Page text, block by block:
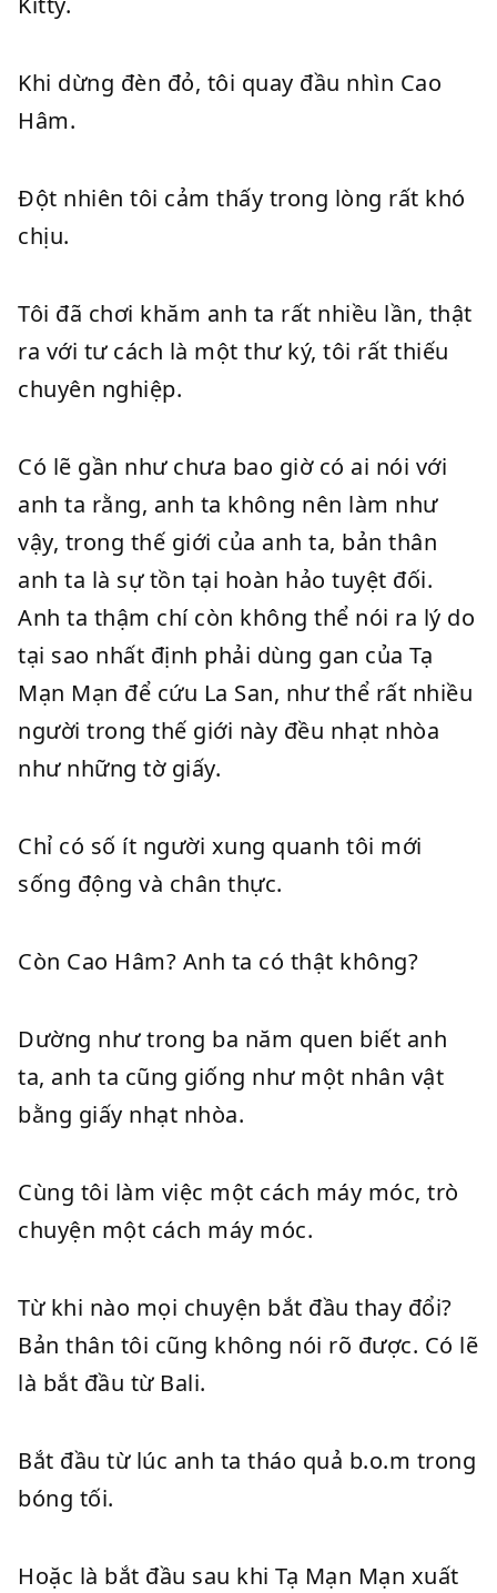
Khi dừng đèn đỏ, tôi quay đầu nhìn Cao
Hâm.
Đột nhiên tôi cảm thấy trong lòng rất khó
chịu.
Tôi đã chơi khăm anh ta rất nhiều lần, thật
ra với tư cách là một thư ký, tôi rất thiếu
chuyên nghiệp.
Có lẽ gần như chưa bao giờ có ai nói với
anh ta rằng, anh ta không nên làm như
vậy, trong thế giới của anh ta, bản thân
anh ta là sự tồn tại hoàn hảo tuyệt đối.
Anh ta thậm chí còn không thể nói ra lý do
tại sao nhất định phải dùng gan của Tạ
Mạn Mạn để cứu La San, như thể rất nhiều
người trong thế giới này đều nhạt nhòa
như những tờ giấy.
Chỉ có số ít người xung quanh tôi mới
sống động và chân thực.
Còn Cao Hâm? Anh ta có thật không?
Dường như trong ba năm quen biết anh
ta, anh ta cũng giống như một nhân vật
bằng giấy nhạt nhòa.
Cùng tôi làm việc một cách máy móc, trò
chuyện một cách máy móc.
Từ khi nào mọi chuyện bắt đầu thay đổi?
Bản thân tôi cũng không nói rõ được. Có lẽ
là bắt đầu từ Bali.
Bắt đầu từ lúc anh ta tháo quả b.o.m trong
bóng tối.
Hoặc là bắt đầu sau khi Tạ Mạn Mạn xuất